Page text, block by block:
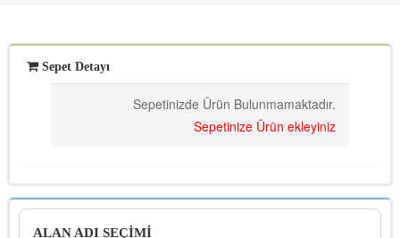
Sepet Detayı
Sepetinizde Ürün Bulunmamaktadır.
Sepetinize Ürün ekleyiniz
ALAN ADI SEÇİMİ